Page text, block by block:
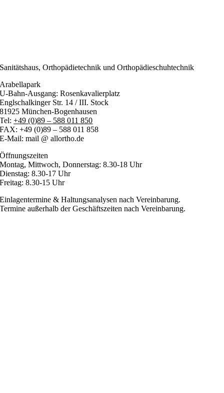
Sanitätshaus, Orthopädietechnik und Orthopädieschuhtechnik
Arabellapark
U-Bahn-Ausgang: Rosenkavalierplatz
Englschalkinger Str. 14 / III. Stock
81925 München-Bogenhausen
Tel:+49 (0)89 – 588 011 850
FAX: +49 (0)89 – 588 011 858
E-Mail: mail @ allortho.de
Öffnungszeiten
Montag, Mittwoch, Donnerstag: 8.30-18 Uhr
Dienstag: 8.30-17 Uhr
Freitag: 8.30-15 Uhr
Einlagentermine & Haltungsanalysen nach Vereinbarung.
Termine außerhalb der Geschäftszeiten nach Vereinbarung.